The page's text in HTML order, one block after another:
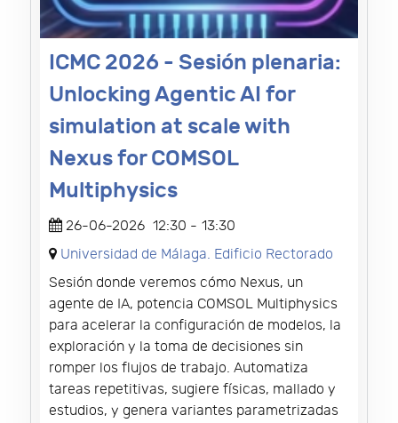
ICMC 2026 - Sesión plenaria:
Unlocking Agentic AI for
simulation at scale with
Nexus for COMSOL
Multiphysics
26-06-2026 12:30 - 13:30
Universidad de Málaga. Edificio Rectorado
Sesión donde veremos cómo Nexus, un
agente de IA, potencia COMSOL Multiphysics
para acelerar la configuración de modelos, la
exploración y la toma de decisiones sin
romper los flujos de trabajo. Automatiza
tareas repetitivas, sugiere físicas, mallado y
estudios, y genera variantes parametrizadas